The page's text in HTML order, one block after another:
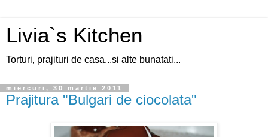
Livia`s Kitchen
Torturi, prajituri de casa...si alte bunatati...
miercuri, 30 martie 2011
Prajitura "Bulgari de ciocolata"